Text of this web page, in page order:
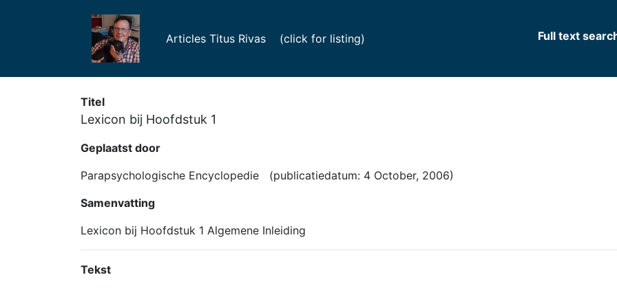
Articles Titus Rivas (click for listing) Full text
Titel
Lexicon bij Hoofdstuk 1
Geplaatst door
Parapsychologische Encyclopedie (publicatiedatum: 4 October, 2006)
Samenvatting
Lexicon bij Hoofdstuk 1 Algemene Inleiding
Tekst